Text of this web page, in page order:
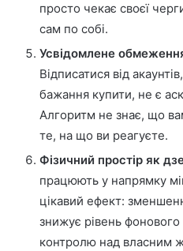
просто чекає своєї
сам по собі.
Усвідомлене
Відписатися від
бажання купити, не є
Алгоритм не знає, що
те, на що ви реагуєте.
Фізичний простір як
працюють у напрямку
цікавий ефект:
знижує рівень фонового
контролю над власним